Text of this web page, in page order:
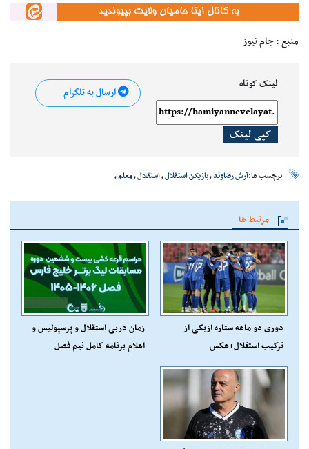
منبع : جام نیوز
لینک کوتاه
کپی لینک
ارسال به تلگرام
برچسب ها:آرش رضاوند،بازیکن استقلال،استقلال،معلم،
مرتبط ها
دوری دو ماهه ستاره ازبکی از
ترکیب استقلال+عکس
زمان دربی استقلال و پرسپولیس و
اعلام برنامه کامل نیم فصل